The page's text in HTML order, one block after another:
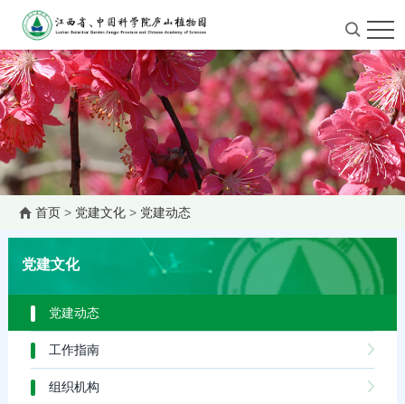
首页> 党建文化> 党建动态
党建文化
党建动态
工作指南
组织机构